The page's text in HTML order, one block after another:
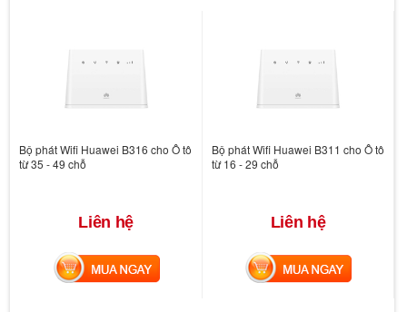
Bộ phát Wifi Huawei B316 cho Ô tô
từ 35 - 49 chỗ
Liên hệ
MUA NGAY
Bộ phát Wifi Huawei B311 cho Ô tô
từ 16 - 29 chỗ
Liên hệ
MUA NGAY